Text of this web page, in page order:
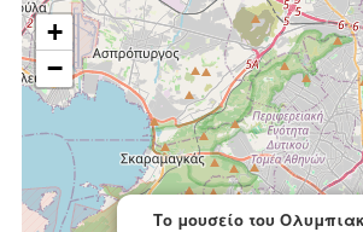
Το μουσείο του
+
−